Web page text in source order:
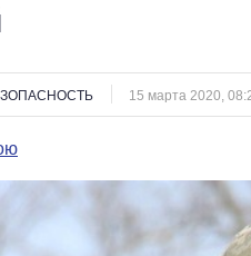
15 марта 2020,